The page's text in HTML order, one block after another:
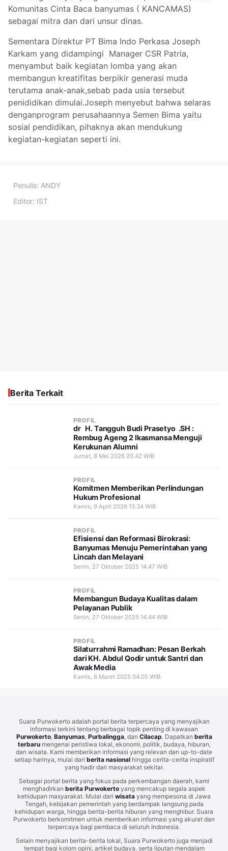
Komunitas Cinta Baca banyumas ( KANCAMAS)
sebagai mitra dan dari unsur dinas.
Sementara Direktur PT Bima Indo Perkasa Joseph
Karkam yang didampingi Manager CSR Patria,
menyambut baik kegiatan lomba yang akan
membangun kreatifitas berpikir generasi muda
terutama anak-anak,sebab pada usia tersebut
penididikan dimulai.Joseph menyebut bahwa selaras
denganprogram perusahaannya Semen Bima yaitu
sosial pendidikan, pihaknya akan mendukung
kegiatan-kegiatan seperti ini.
Penulis: ANDY
Editor: IST
Berita Terkait
PROFIL
dr H. Tangguh Budi Prasetyo .SH :
Rembug Ageng 2 Ikasmansa Menguji
Kerukunan Alumni
Jumat, 8 Mei 2026 20.42 WIB
PROFIL
Komitmen Memberikan Perlindungan
Hukum Profesional
Kamis, 9 April 2026 13.34 WIB
PROFIL
Efisiensi dan Reformasi Birokrasi:
Banyumas Menuju Pemerintahan yang
Lincah dan Melayani
Senin, 27 Oktober 2025 14.47 WIB
PROFIL
Membangun Budaya Kualitas dalam
Pelayanan Publik
Senin, 27 Oktober 2025 14.44 WIB
PROFIL
Silaturrahmi Ramadhan: Pesan Berkah
dari KH. Abdul Qodir untuk Santri dan
Awak Media
Kamis, 6 Maret 2025 04.05 WIB
Suara Purwokerto adalah portal berita terpercaya yang menyajikan
informasi terkini tentang berbagai topik penting di kawasan
Purwokerto, Banyumas, Purbalingga, dan Cilacap. Dapatkan berita
terbarumengenai peristiwa lokal, ekonomi, politik, budaya, hiburan,
dan wisata. Kami memberikan informasi yang relevan dan up-to-date
setiap harinya, mulai dari berita nasionalhingga cerita-cerita inspiratif
yang hadir dari masyarakat sekitar.
Sebagai portal berita yang fokus pada perkembangan daerah, kami
menghadirkan berita Purwokertoyang mencakup segala aspek
kehidupan masyarakat. Mulai dari wisata yang mempesona di Jawa
Tengah, kebijakan pemerintah yang berdampak langsung pada
kehidupan warga, hingga berita-berita hiburan yang menghibur. Suara
Purwokerto berkomitmen untuk memberikan informasi yang akurat dan
terpercaya bagi pembaca di seluruh Indonesia.
Selain menyajikan berita-berita lokal, Suara Purwokerto juga menjadi
tempat bagi kolom opini, artikel budaya, serta liputan mendalam